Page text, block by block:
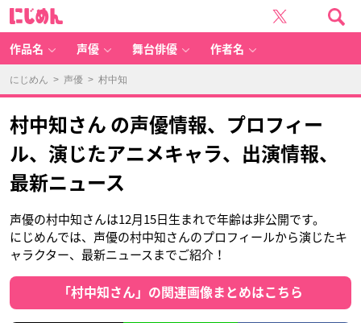
作品名 声優 舞台俳優 作者名
にじめん > 声優 > 村中知
村中知さん の声優情報、プロフィー
ル、演じたアニメキャラ、出演情報、
最新ニュース
声優の村中知さんは12月15日生まれで年齢は非公開です。
にじめんでは、声優の村中知さんのプロフィールから演じたキ
ャラクター、最新ニュースまでご紹介！
「村中知さん」の関連画像まとめはこちら